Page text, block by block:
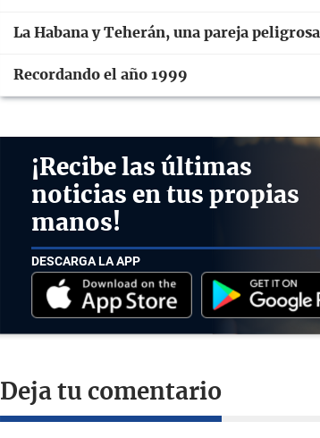
La Habana y Teherán, una pareja peligrosa
Recordando el año 1999
¡Recibe las últimas
noticias en tus propias
manos!
DESCARGA LA APP
Deja tu comentario